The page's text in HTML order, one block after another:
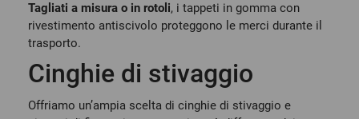
Tagliati a misura o in rotoli, i tappeti in gomma con
rivestimento antiscivolo proteggono le merci durante il
trasporto.
Cinghie di stivaggio
Offriamo un’ampia scelta di cinghie di stivaggio e